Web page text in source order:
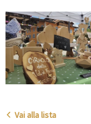
Vai alla lista